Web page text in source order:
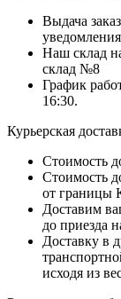
Выдача
Наш склад
склад №8
График
16:30.
Курьерская
Стоимость
Стоимость
от границы
Доставим
до приезда
Доставку в
исходя из